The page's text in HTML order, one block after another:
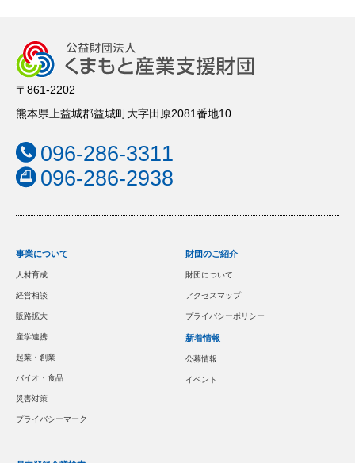
〒861-2202
熊本県上益城郡益城町大字田原2081番地10
096-286-3311
096-286-2938
事業について
人材育成
経営相談
販路拡大
産学連携
起業・創業
バイオ・食品
災害対策
プライバシーマーク
財団のご紹介
財団について
アクセスマップ
プライバシーポリシー
新着情報
公募情報
イベント